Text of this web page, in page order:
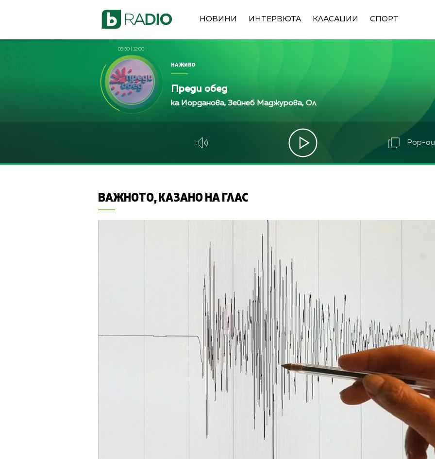
НОВИНИ ИНТЕРВЮТА КЛАСАЦИИ СПОРТ
09:30 12:00
НА ЖИВО
Преди обед
Франциска Йорданова, Зейнеб Маджурова, Оля Маринова, Петър Дочев
Франциска Йорданова, Зейнеб Маджурова, Оля Маринова, Петър Дочев
Pop-
ВАЖНОТО, КАЗАНО НА ГЛАС